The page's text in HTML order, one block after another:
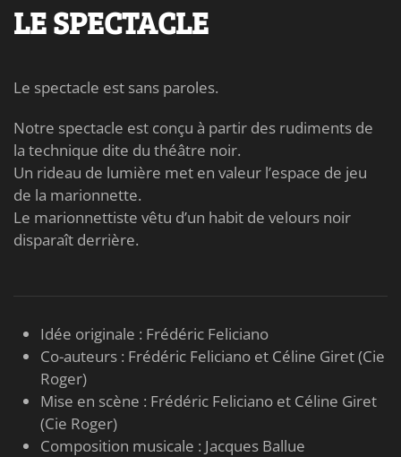
LE SPECTACLE
Le spectacle est sans paroles.
Notre spectacle est conçu à partir des rudiments de
la technique dite du théâtre noir.
Un rideau de lumière met en valeur l’espace de jeu
de la marionnette.
Le marionnettiste vêtu d’un habit de velours noir
disparaît derrière.
Idée originale : Frédéric Feliciano
Co-auteurs : Frédéric Feliciano et Céline Giret(Cie
Roger)
Mise en scène : Frédéric Feliciano et Céline Giret
(Cie Roger)
Composition musicale : Jacques Ballue